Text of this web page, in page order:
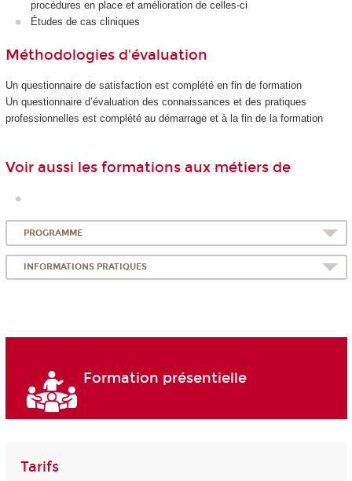
procédures en place et amélioration de celles-ci
Études de cas cliniques
Méthodologies d'évaluation
Un questionnaire de satisfaction est complété en fin de formation
Un questionnaire d’évaluation des connaissances et des pratiques
professionnelles est complété au démarrage et à la fin de la formation
Voir aussi les formations aux métiers de
PROGRAMME
INFORMATIONS PRATIQUES
Formation présentielle
Tarifs